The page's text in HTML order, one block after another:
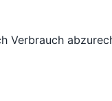
Verbrauch